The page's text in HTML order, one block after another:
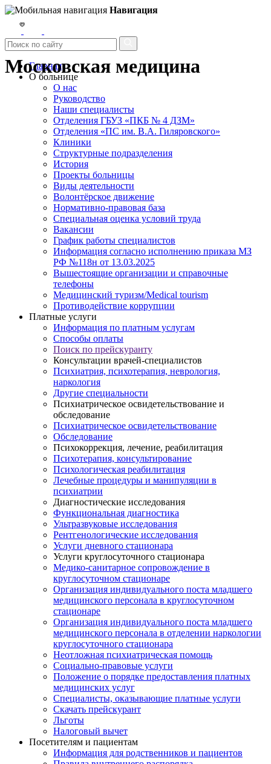
Московская медицина
Навигация
Главная
О больнице
О нас
Руководство
Наши специалисты
Отделения ГБУЗ «ПКБ № 4 ДЗМ»
Отделения «ПС им. В.А. Гиляровского»
Клиники
Структурные подразделения
История
Проекты больницы
Виды деятельности
Волонтёрское движение
Нормативно-правовая база
Специальная оценка условий труда
Вакансии
График работы специалистов
Информация согласно исполнению приказа МЗ
РФ №118н от 13.03.2025
Вышестоящие организации и справочные
телефоны
Медицинский туризм/Medical tourism
Противодействие коррупции
Платные услуги
Информация по платным услугам
Способы оплаты
Поиск по прейскуранту
Консультации врачей-специалистов
Психиатрия, психотерапия, неврология,
наркология
Другие специальности
Психиатрическое освидетельствование и
обследование
Психиатрическое освидетельствование
Обследование
Психокоррекция, лечение, реабилитация
Психотерапия, консультирование
Психологическая реабилитация
Лечебные процедуры и манипуляции в
психиатрии
Диагностические исследования
Функциональная диагностика
Ультразвуковые исследования
Рентгенологические исследования
Услуги дневного стационара
Услуги круглосуточного стационара
Медико-санитарное сопровождение в
круглосуточном стационаре
Организация индивидуального поста младшего
медицинского персонала в круглосуточном
стационаре
Организация индивидуального поста младшего
медицинского персонала в отделении наркологии
круглосуточного стационара
Неотложная психиатрическая помощь
Социально-правовые услуги
Положение о порядке предоставления платных
медицинских услуг
Специалисты, оказывающие платные услуги
Скачать прейскурант
Льготы
Налоговый вычет
Посетителям и пациентам
Информация для родственников и пациентов